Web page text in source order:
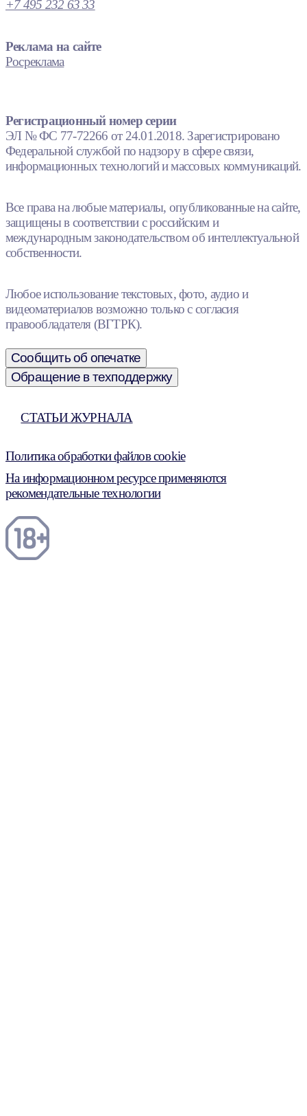
+7 495 232 63 33
Реклама на сайте
Росреклама
Регистрационный номер серии
ЭЛ № ФС 77-72266 от 24.01.2018. Зарегистрировано
Федеральной службой по надзору в сфере связи,
информационных технологий и массовых коммуникаций.
Все права на любые материалы, опубликованные на сайте,
защищены в соответствии с российским и
международным законодательством об интеллектуальной
собственности.
Любое использование текстовых, фото, аудио и
видеоматериалов возможно только с согласия
правообладателя (ВГТРК).
Сообщить об опечатке
Обращение в техподдержку
СТАТЬИ ЖУРНАЛА
Политика обработки файлов cookie
На информационном ресурсе применяются
рекомендательные технологии